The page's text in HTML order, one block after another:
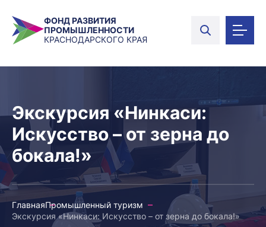
ФОНД РАЗВИТИЯ
ПРОМЫШЛЕННОСТИ
КРАСНОДАРСКОГО КРАЯ
Экскурсия «Нинкаси:
Искусство – от зерна до
бокала!»
ГлавнаяПромышленный туризм
Экскурсия «Нинкаси: Искусство – от зерна до бокала!»